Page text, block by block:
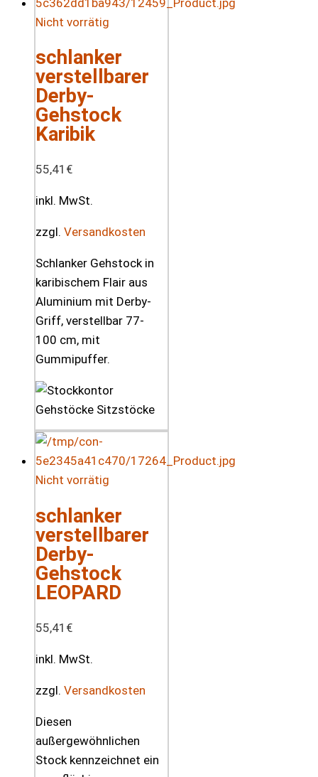
Nicht vorrätig
schlanker
verstellbarer
Derby-
Gehstock
Karibik
55,41 €
inkl. MwSt.
zzgl. Versandkosten
Schlanker Gehstock in
karibischem Flair aus
Aluminium mit Derby-
Griff, verstellbar 77-
100 cm, mit
Gummipuffer.
Nicht vorrätig
schlanker
verstellbarer
Derby-
Gehstock
LEOPARD
55,41 €
inkl. MwSt.
zzgl. Versandkosten
Diesen
außergewöhnlichen
Stock kennzeichnet ein